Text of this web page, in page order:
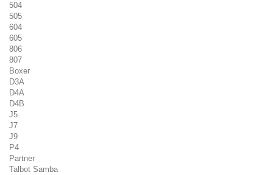
504
505
604
605
806
807
Boxer
D3A
D4A
D4B
J5
J7
J9
P4
Partner
Talbot Samba